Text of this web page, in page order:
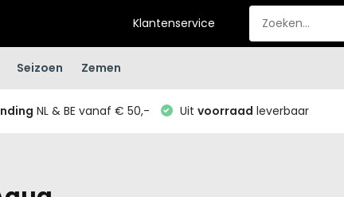
Klantenservice
Seizoen Zemen
NL & BE vanaf € 50,- Uit voorraad leverbaar